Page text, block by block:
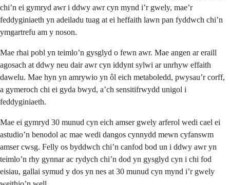
chi’n ei gymryd awr i ddwy awr cyn mynd i’r gwely, mae’r
feddyginiaeth yn adeiladu tuag at ei heffaith lawn pan fyddwch chi’n
ymgartrefu am y noson.
Mae rhai pobl yn teimlo’n gysglyd o fewn awr. Mae angen ar eraill
agosach at ddwy neu dair awr cyn iddynt sylwi ar unrhyw effaith
dawelu. Mae hyn yn amrywio yn ôl eich metaboledd, pwysau’r corff,
a gymeroch chi ei gyda bwyd, a’ch sensitifrwydd unigol i
feddyginiaeth.
Mae ei gymryd 30 munud cyn eich amser gwely arferol wedi cael ei
astudio’n benodol ac mae wedi dangos cynnydd mewn cyfanswm
amser cwsg. Felly os byddwch chi’n canfod bod un i ddwy awr yn
teimlo’n rhy gynnar ac rydych chi’n dod yn gysglyd cyn i chi fod
eisiau, gallai symud y dos yn nes at 30 munud cyn mynd i’r gwely